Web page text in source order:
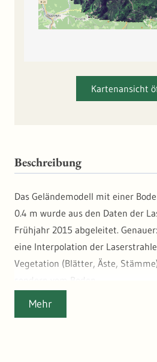
Kartenansicht
Beschreibung
Das Geländemodell mit einer
0.4 m wurde aus den Daten der
Frühjahr 2015 abgeleitet.
eine Interpolation der
Vegetation (Blätter, Äste,
sondern vom Boden.
Die hier gewählte Falschfarben-
Mehr